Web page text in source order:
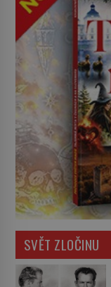
SVĚT ZLOČINU